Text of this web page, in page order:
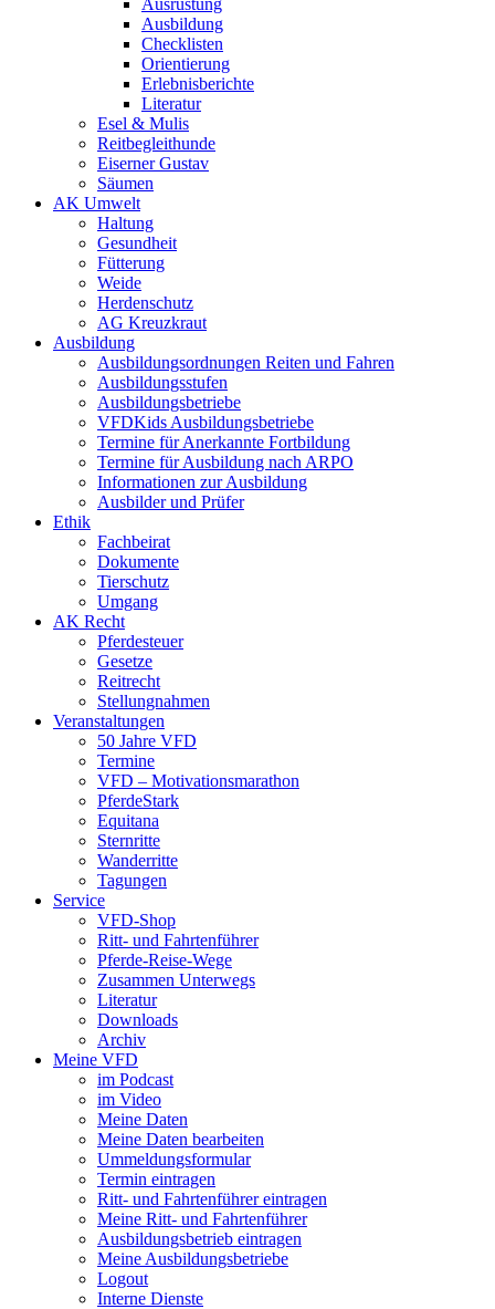
Ausrüstung
Ausbildung
Checklisten
Orientierung
Erlebnisberichte
Literatur
Esel & Mulis
Reitbegleithunde
Eiserner Gustav
Säumen
AK Umwelt
Haltung
Gesundheit
Fütterung
Weide
Herdenschutz
AG Kreuzkraut
Ausbildung
Ausbildungsordnungen Reiten und Fahren
Ausbildungsstufen
Ausbildungsbetriebe
VFDKids Ausbildungsbetriebe
Termine für Anerkannte Fortbildung
Termine für Ausbildung nach ARPO
Informationen zur Ausbildung
Ausbilder und Prüfer
Ethik
Fachbeirat
Dokumente
Tierschutz
Umgang
AK Recht
Pferdesteuer
Gesetze
Reitrecht
Stellungnahmen
Veranstaltungen
50 Jahre VFD
Termine
VFD – Motivationsmarathon
PferdeStark
Equitana
Sternritte
Wanderritte
Tagungen
Service
VFD-Shop
Ritt- und Fahrtenführer
Pferde-Reise-Wege
Zusammen Unterwegs
Literatur
Downloads
Archiv
Meine VFD
im Podcast
im Video
Meine Daten
Meine Daten bearbeiten
Ummeldungsformular
Termin eintragen
Ritt- und Fahrtenführer eintragen
Meine Ritt- und Fahrtenführer
Ausbildungsbetrieb eintragen
Meine Ausbildungsbetriebe
Logout
Interne Dienste